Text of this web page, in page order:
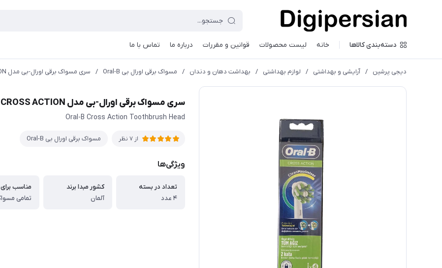
دسته‌بندی کالاها خانه لیست محصولات قوانین و مقررات درباره ما تماس با ما
دیجی پرشین / آرایشی و بهداشتی / لوازم بهداشتی / بهداشت دهان و دندان / مسواک برقی اورال بی Oral-B / سری مسواک برقی اورال-بی مدل CROSS ACTION بسته 4 عددی سفید
سری مسواک برقی اورال-بی مدل CROSS ACTION بسته 4 عددی سفید
Oral-B Cross Action Toothbrush Head
از 7 نظر مسواک برقی اورال بی Oral-B
ویژگی‌ها
تعداد در بسته
۴ عدد
کشور مبدا برند
آلمان
مناسب برای